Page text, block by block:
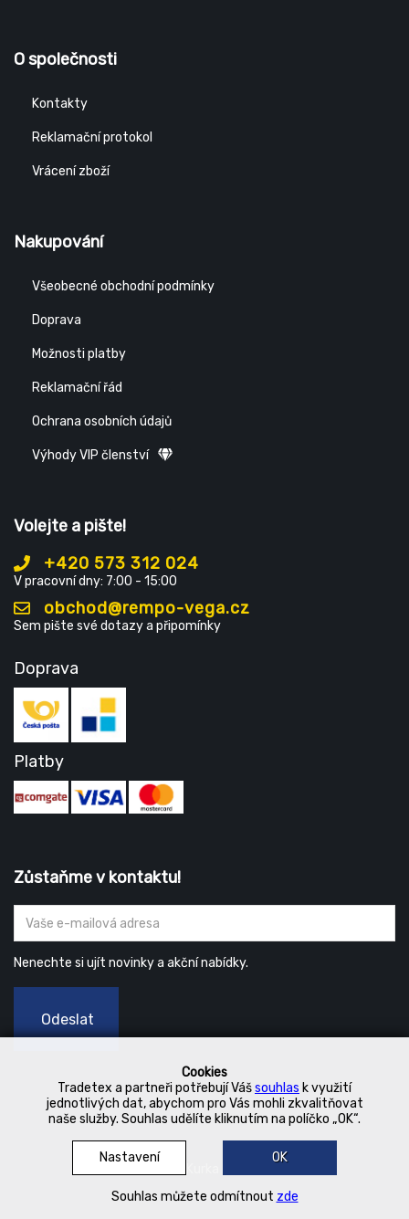
Cookies
Tradetex a partneři potřebují Vášsouhlas k využití
jednotlivých dat, abychom pro Vás mohli zkvalitňovat
naše služby. Souhlas udělíte kliknutím na políčko „OK“.
Nastavení OK
Souhlas můžete odmítnout zde
O společnosti
Kontakty
Reklamační protokol
Vrácení zboží
Nakupování
Všeobecné obchodní podmínky
Doprava
Možnosti platby
Reklamační řád
Ochrana osobních údajů
Výhody VIP členství
Volejte a pište!
+420 573 312 024
V pracovní dny: 7:00 - 15:00
obchod@rempo-vega.cz
Sem pište své dotazy a připomínky
Doprava
Platby
Zůstaňme v kontaktu!
Nenechte si ujít novinky a akční nabídky.
Odeslat